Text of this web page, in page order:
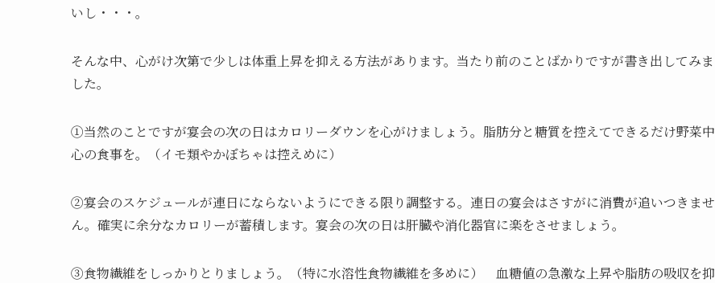
いし・・・。
そんな中、心がけ次第で少しは体重上昇を抑える方法があります。当たり前のことばかりですが書き出してみま
した。
①当然のことですが宴会の次の日はカロリーダウンを心がけましょう。脂肪分と糖質を控えてできるだけ野菜中
心の食事を。（イモ類やかぼちゃは控えめに）
②宴会のスケジュールが連日にならないようにできる限り調整する。連日の宴会はさすがに消費が追いつきませ
ん。確実に余分なカロリーが蓄積します。宴会の次の日は肝臓や消化器官に楽をさせましょう。
③食物繊維をしっかりとりましょう。（特に水溶性食物繊維を多めに） 血糖値の急激な上昇や脂肪の吸収を抑